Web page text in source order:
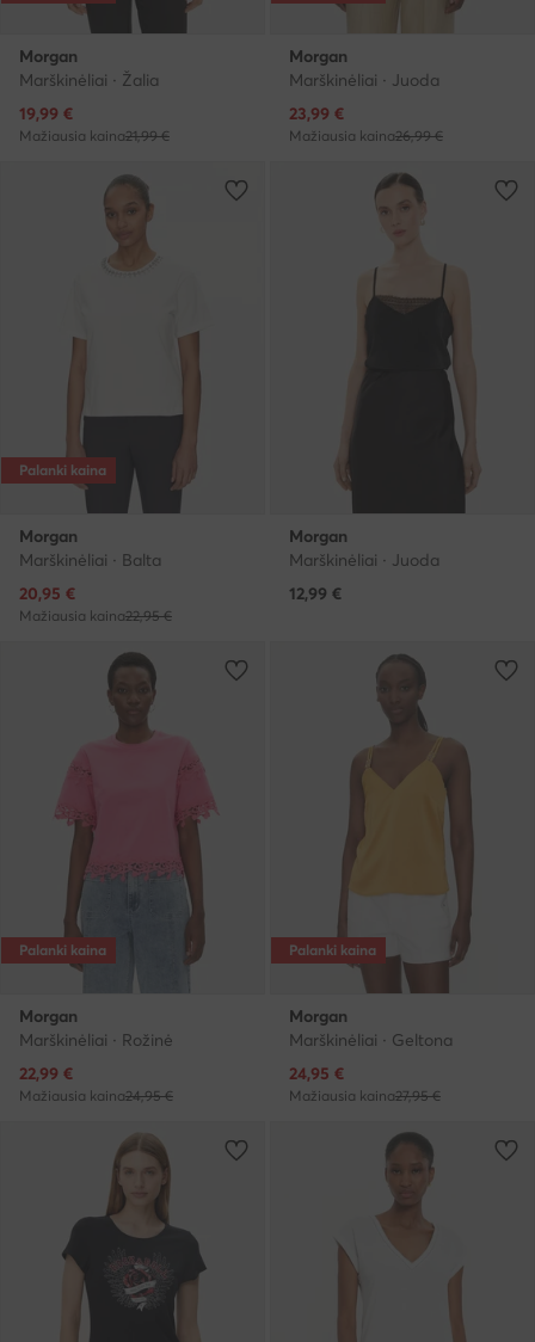
Morgan
Marškinėliai · Žalia
Dabartinė kaina
19,99 €
Mažiausia kaina21,99 €
Morgan
Marškinėliai · Juoda
Dabartinė kaina
23,99 €
Mažiausia kaina26,99 €
Palanki kaina
Morgan
Marškinėliai · Balta
Dabartinė kaina
20,95 €
Mažiausia kaina22,95 €
Morgan
Marškinėliai · Juoda
12,99 €
Palanki kaina
Morgan
Marškinėliai · Rožinė
Dabartinė kaina
22,99 €
Mažiausia kaina24,95 €
Palanki kaina
Morgan
Marškinėliai · Geltona
Dabartinė kaina
24,95 €
Mažiausia kaina27,95 €